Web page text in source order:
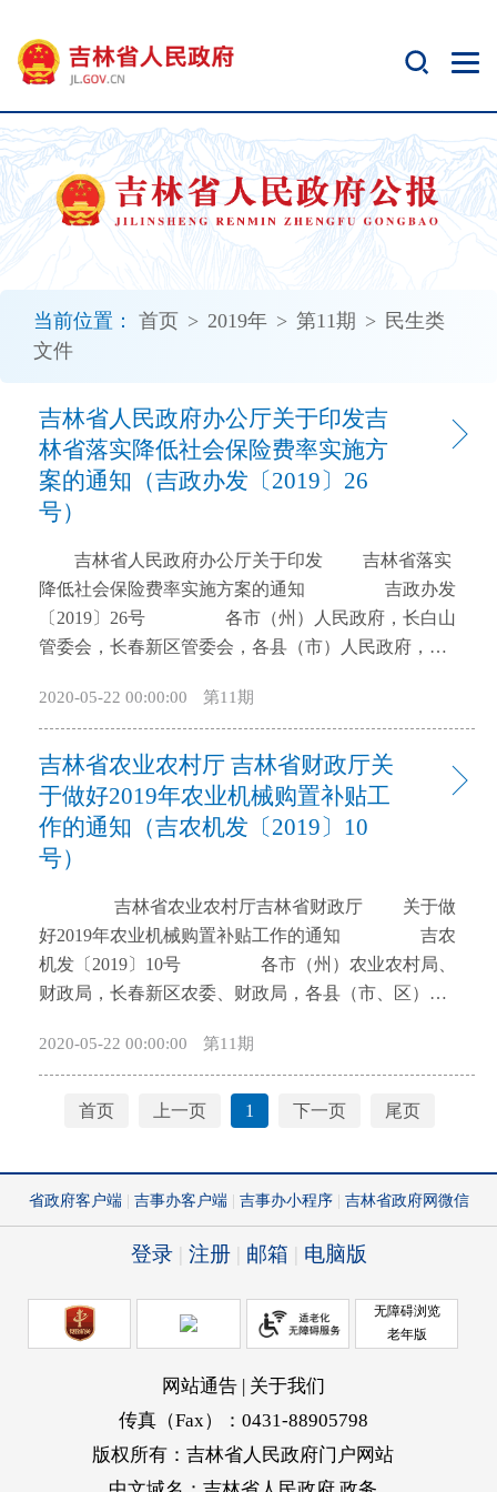
当前位置： 首页 > 2019年 > 第11期 > 民生类
文件
吉林省人民政府办公厅关于印发吉
林省落实降低社会保险费率实施方
案的通知（吉政办发〔2019〕26
号）
吉林省人民政府办公厅关于印发 吉林省落实
降低社会保险费率实施方案的通知 吉政办发
〔2019〕26号 各市（州）人民政府，长白山
管委会，长春新区管委会，各县（市）人民政府，省
社会保险费率实施方案》已经省政府同意，现印发给
你们，请结合实际，认真贯彻执行。 吉林省
人民政府办公厅 2019年4月26日 吉林省
落实降低社会保险费率实施方案 为贯彻落实
党中央、国务院关于降低社会保险费率的决策部署，
按照《国务院办公厅关于印发降低社会保险费率综合
实施方案。 一、降低社会保险单位缴费比例
（一）降低基本养老保险单位缴费比例。自2019年5月
1日起，降低城镇职工基本养老保险（包括企业和机关
事业单位基本养老保险）单位缴费比例，由现行的
险、工伤保险费率。自2019年5月1日起，用人单位和
职工个人缴纳失业保险费比例之和为1%的政策，延长
执行至2020年4月30日。自2019年5月1日起，延长阶段
可以现行费率为基础下调20%，累计结余可支付月数
在24个月以上的统筹地区可以现行费率为基础下调
50%。 二、调整社会保险缴费基数政策
1日起，以全省城镇非私营单位就业人员平均工资和城
镇私营单位就业人员平均工资加权计算的全口径城镇
上下限，合理降低部分参保人员和企业的社会保险缴
费基数。全口径城镇单位就业人员平均工资作为社会
保险专用指标。 （二）完善个体工商户和灵活就
业人员缴费基数政策。自2019年5月1日起，个体工商
2020-05-22 00:00:00 第11期
吉林省农业农村厅 吉林省财政厅关
于做好2019年农业机械购置补贴工
作的通知（吉农机发〔2019〕10
号）
好2019年农业机械购置补贴工作的通知 吉农
机发〔2019〕10号 各市（州）农业农村局、
财政局，长春新区农委、财政局，各县（市、区）农
《吉林省人民政府关于加快推进农业机械化和农机装
备产业转型升级的实施意见》（吉政发〔2019〕10
号）和《农业农村部办公厅财政部办公厅关于进一步
一步做好农机购置补贴机具投档与核验等工作的通
知》（农办机〔2019〕7号）精神，深入推进《吉林省
2018-2020年农业机械购置补贴的实施意见》有效落
下： 一、继续实施敞开普惠的农机购置补贴政策
全省继续实施敞开普惠的农机购置补贴政策。实
到卡”的补贴操作方式，按照惠民公平、便民高效的原
则组织实施农机购置补贴工作。补贴资金实行全省总
量控制，动态调剂管理，据实结算兑付，年度结余补
贴资金连续滚动使用。 二、进一步扩大促进绿色
2020-05-22 00:00:00 第11期
首页 上一页 1 下一页 尾页
开
无
障
碍
说
明